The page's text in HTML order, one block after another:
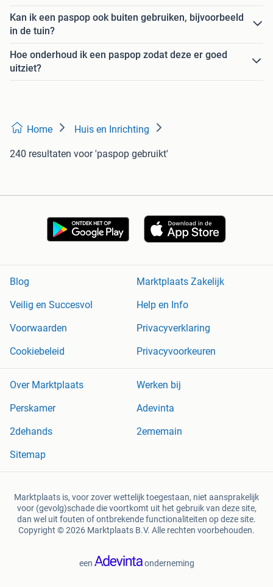
Kan ik een paspop ook buiten gebruiken, bijvoorbeeld
in de tuin?
Hoe onderhoud ik een paspop zodat deze er goed
uitziet?
Home Huis en Inrichting
240 resultaten voor 'paspop gebruikt'
Blog
Marktplaats Zakelijk
Veilig en Succesvol
Help en Info
Voorwaarden
Privacyverklaring
Cookiebeleid
Privacyvoorkeuren
Over Marktplaats
Werken bij
Perskamer
Adevinta
2dehands
2ememain
Sitemap
Marktplaats is, voor zover wettelijk toegestaan, niet aansprakelijk
voor (gevolg)schade die voortkomt uit het gebruik van deze site,
dan wel uit fouten of ontbrekende functionaliteiten op deze site.
Copyright © 2026 Marktplaats B.V. Alle rechten voorbehouden.
een onderneming